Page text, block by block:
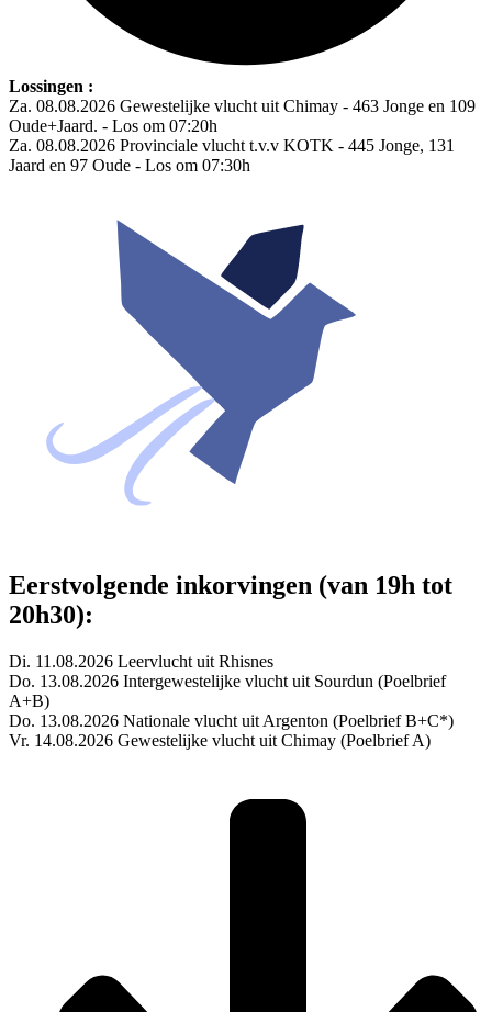
Lossingen :
Za. 08.08.2026 Gewestelijke vlucht uit Chimay - 463 Jonge en 109
Oude+Jaard. - Los om 07:20h
Za. 08.08.2026 Provinciale vlucht t.v.v KOTK - 445 Jonge, 131
Jaard en 97 Oude - Los om 07:30h
Eerstvolgende inkorvingen (van 19h tot
20h30):
Di. 11.08.2026 Leervlucht uit Rhisnes
Do. 13.08.2026 Intergewestelijke vlucht uit Sourdun (Poelbrief
A+B)
Do. 13.08.2026 Nationale vlucht uit Argenton (Poelbrief B+C*)
Vr. 14.08.2026 Gewestelijke vlucht uit Chimay (Poelbrief A)